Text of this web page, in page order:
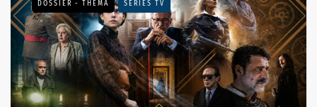
DOSSIER - THEMA SÉRIES TV